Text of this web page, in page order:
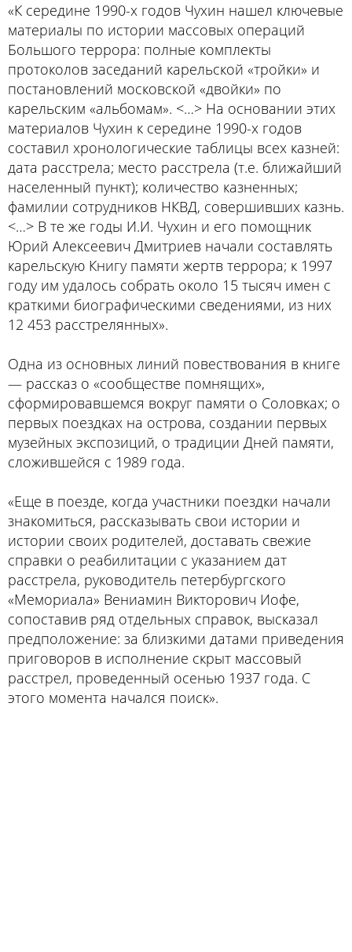
«К середине 1990-х годов Чухин нашел ключевые
материалы по истории массовых операций
Большого террора: полные комплекты
протоколов заседаний карельской «тройки» и
постановлений московской «двойки» по
карельским «альбомам». <…> На основании этих
материалов Чухин к середине 1990-х годов
составил хронологические таблицы всех казней:
дата расстрела; место расстрела (т.е. ближайший
населенный пункт); количество казненных;
фамилии сотрудников НКВД, совершивших казнь.
<…> В те же годы И.И. Чухин и его помощник
Юрий Алексеевич Дмитриев начали составлять
карельскую Книгу памяти жертв террора; к 1997
году им удалось собрать около 15 тысяч имен с
краткими биографическими сведениями, из них
12 453 расстрелянных».
Одна из основных линий повествования в книге
— рассказ о «сообществе помнящих»,
сформировавшемся вокруг памяти о Соловках; о
первых поездках на острова, создании первых
музейных экспозиций, о традиции Дней памяти,
сложившейся с 1989 года.
«Еще в поезде, когда участники поездки начали
знакомиться, рассказывать свои истории и
истории своих родителей, доставать свежие
справки о реабилитации с указанием дат
расстрела, руководитель петербургского
«Мемориала» Вениамин Викторович Иофе,
сопоставив ряд отдельных справок, высказал
предположение: за близкими датами приведения
приговоров в исполнение скрыт массовый
расстрел, проведенный осенью 1937 года. С
этого момента начался поиск».